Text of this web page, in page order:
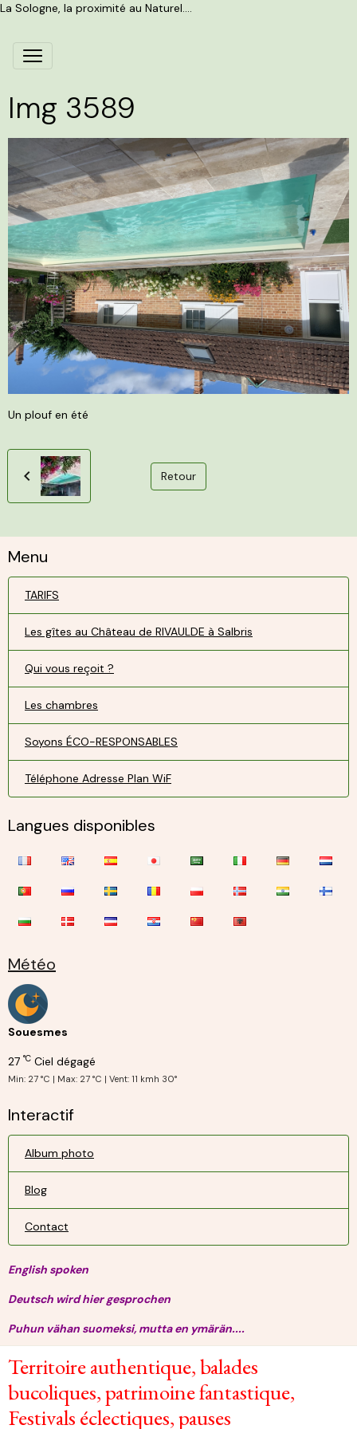
La Sologne, la proximité au Naturel....
Img 3589
Un plouf en été
Retour
Menu
TARIFS
Les gîtes au Château de RIVAULDE à Salbris
Qui vous reçoit ?
Les chambres
Soyons ÉCO-RESPONSABLES
Téléphone Adresse Plan WiF
Langues disponibles
Météo
Souesmes
27 °C Ciel dégagé
Min: 27 °C | Max: 27 °C | Vent: 11 kmh 30°
Interactif
Album photo
Blog
Contact
English spoken
Deutsch wird hier gesprochen
Puhun vähan suomeksi, mutta en ymärän....
Territoire authentique, balades
bucoliques, patrimoine fantastique,
Festivals éclectiques, pauses